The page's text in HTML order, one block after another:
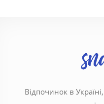
Відпочинок в